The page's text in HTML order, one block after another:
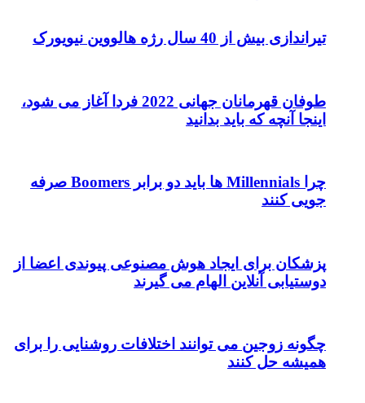
تیراندازی بیش از 40 سال رژه هالووین نیویورک
طوفان قهرمانان جهانی 2022 فردا آغاز می شود،
اینجا آنچه که باید بدانید
چرا Millennials ها باید دو برابر Boomers صرفه
جویی کنند
پزشکان برای ایجاد هوش مصنوعی پیوندی اعضا از
دوستیابی آنلاین الهام می گیرند
چگونه زوجین می توانند اختلافات روشنایی را برای
همیشه حل کنند